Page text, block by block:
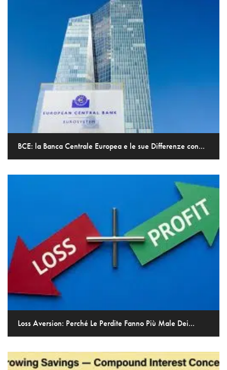
BCE: la Banca Centrale Europea e le sue Differenze con...
Loss Aversion: Perché Le Perdite Fanno Più Male Dei...